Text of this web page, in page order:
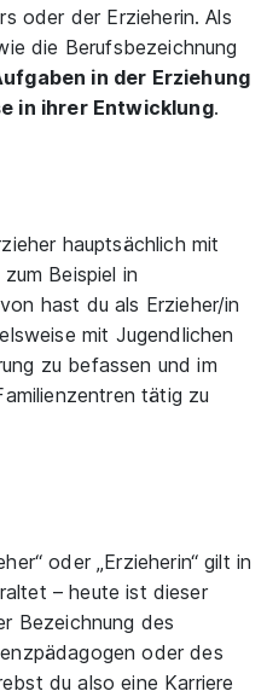
oder der Erzieherin. Als
die Berufsbezeichnung
in der Erziehung
in ihrer Entwicklung.
hauptsächlich mit
Beispiel in
hast du als Erzieher/in
mit Jugendlichen
zu befassen und im
tätig zu
oder „Erzieherin“ gilt in
– heute ist dieser
Bezeichnung des
oder des
du also eine Karriere